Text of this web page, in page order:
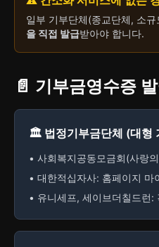
일부 기부단체(종교단체, 소
을 직접 발급받아야 합니다.
📄 기부금영수증
🏛️ 법정기부금단체 (대형
• 사회복지공동모금회(사랑
• 대한적십자사: 홈페이지 마
• 유니세프, 세이브더칠드런: